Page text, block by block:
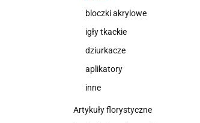
bloczki akrylowe
igły tkackie
dziurkacze
aplikatory
inne
Artykuły florystyczne